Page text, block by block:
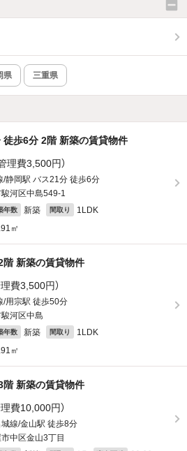
県 三重県
歩6分 2階 新築の賃貸物件
管理費3,500円）
/静岡駅 バス21分 徒歩6分
河区中島549-1
年数 新築 間取り 1LDK
㎡
階 新築の賃貸物件
理費3,500円）
/用宗駅 徒歩50分
河区中島
年数 新築 間取り 1LDK
㎡
新築の賃貸物件
理費10,000円）
線/金山駅 徒歩8分
中区金山3丁目